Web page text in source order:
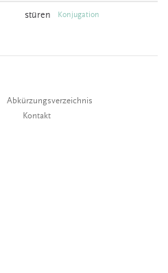
stüren Konjugation
Abkürzungsverzeichnis
Kontakt